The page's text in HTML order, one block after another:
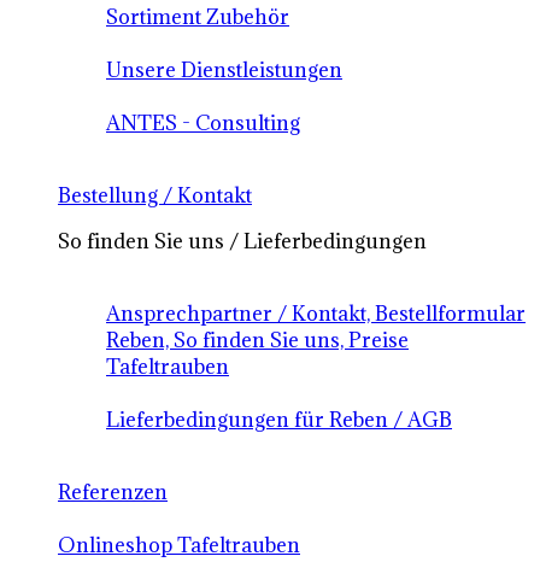
Sortiment Zubehör
Unsere Dienstleistungen
ANTES - Consulting
Bestellung / Kontakt
So finden Sie uns / Lieferbedingungen
Ansprechpartner / Kontakt, Bestellformular
Reben, So finden Sie uns, Preise
Tafeltrauben
Lieferbedingungen für Reben / AGB
Referenzen
Onlineshop Tafeltrauben